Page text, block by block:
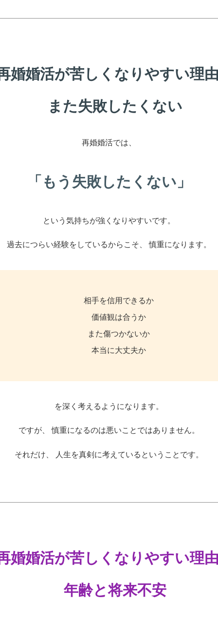
婚婚活が苦しくなりやすい理
また失敗したくない
再婚婚活では、
「もう失敗したくない」
という気持ちが強くなりやすいです。
過去につらい経験をしているからこそ、 慎重になります。
相手を信用できるか
価値観は合うか
また傷つかないか
本当に大丈夫か
を深く考えるようになります。
ですが、 慎重になるのは悪いことではありません。
それだけ、 人生を真剣に考えているということです。
婚婚活が苦しくなりやすい理
年齢と将来不安